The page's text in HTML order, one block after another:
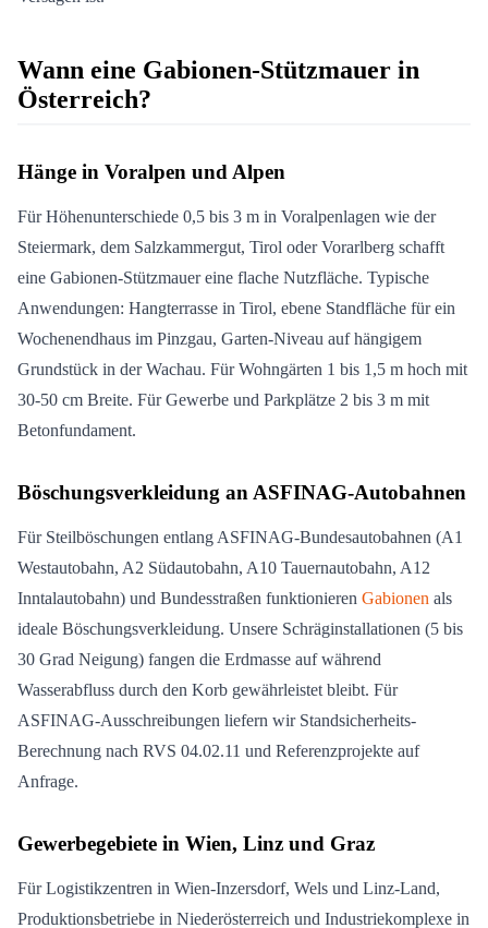
Wann eine Gabionen-Stützmauer in
Österreich?
Hänge in Voralpen und Alpen
Für Höhenunterschiede 0,5 bis 3 m in Voralpenlagen wie der
Steiermark, dem Salzkammergut, Tirol oder Vorarlberg schafft
eine Gabionen-Stützmauer eine flache Nutzfläche. Typische
Anwendungen: Hangterrasse in Tirol, ebene Standfläche für ein
Wochenendhaus im Pinzgau, Garten-Niveau auf hängigem
Grundstück in der Wachau. Für Wohngärten 1 bis 1,5 m hoch mit
30-50 cm Breite. Für Gewerbe und Parkplätze 2 bis 3 m mit
Betonfundament.
Böschungsverkleidung an ASFINAG-Autobahnen
Für Steilböschungen entlang ASFINAG-Bundesautobahnen (A1
Westautobahn, A2 Südautobahn, A10 Tauernautobahn, A12
Inntalautobahn) und Bundesstraßen funktionieren Gabionen als
ideale Böschungsverkleidung. Unsere Schräginstallationen (5 bis
30 Grad Neigung) fangen die Erdmasse auf während
Wasserabfluss durch den Korb gewährleistet bleibt. Für
ASFINAG-Ausschreibungen liefern wir Standsicherheits-
Berechnung nach RVS 04.02.11 und Referenzprojekte auf
Anfrage.
Gewerbegebiete in Wien, Linz und Graz
Für Logistikzentren in Wien-Inzersdorf, Wels und Linz-Land,
Produktionsbetriebe in Niederösterreich und Industriekomplexe in